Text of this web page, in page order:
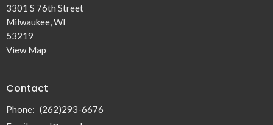
3301 S 76th Street
Milwaukee, WI
53219
View Map
Contact
Phone: (262)293-6676